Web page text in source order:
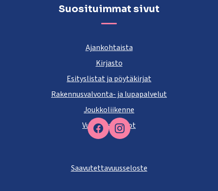
Facebook
Suosituimmat sivut
Ajankohtaista
Kirjasto
Esityslistat ja pöytäkirjat
Rakennusvalvonta- ja lupapalvelut
Joukkoliikenne
Vuokra-asunnot
Saavutettavuusseloste